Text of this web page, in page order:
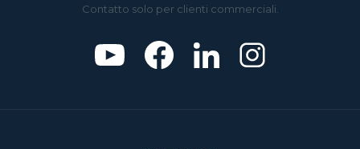
Contatto solo per clienti commerciali.